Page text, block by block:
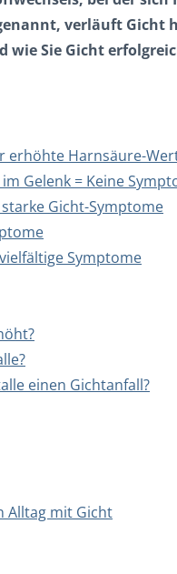
verläuft Gicht
Sie Gicht
erhöhte Harnsäure-
Gelenk = Keine
Gicht-Symptome
Symptome
einen Gichtanfall?
Alltag mit Gicht